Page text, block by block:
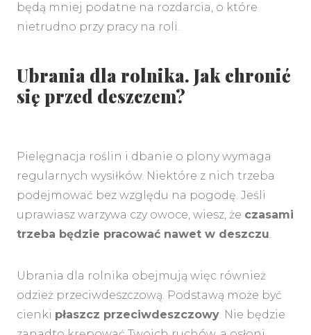
będą mniej podatne na rozdarcia, o które
nietrudno przy pracy na roli.
Ubrania dla rolnika. Jak chronić
się przed deszczem?
Pielęgnacja roślin i dbanie o plony wymaga
regularnych wysiłków. Niektóre z nich trzeba
podejmować bez względu na pogodę. Jeśli
uprawiasz warzywa czy owoce, wiesz, że czasami
trzeba będzie pracować nawet w deszczu.
Ubrania dla rolnika obejmują więc również
odzież przeciwdeszczową. Podstawą może być
cienki płaszcz przeciwdeszczowy. Nie będzie